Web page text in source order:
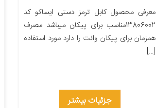
معرفی محصول کابل ترمز دستی ایساکو کد
13806002مناسب برای پیکان میباشد مصرف
همزمان برای پیکان وانت را دارد مورد استفاده
[…]
جزئیات بیشتر